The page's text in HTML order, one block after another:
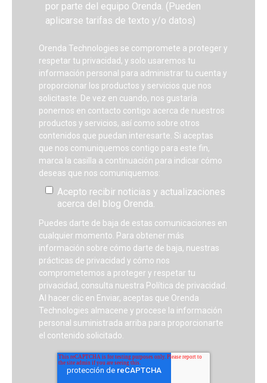
por parte del equipo Orenda. (Pueden
aplicarse tarifas de texto y/o datos)
Orenda Technologies se compromete a proteger y
respetar tu privacidad, y solo usaremos tu
información personal para administrar tu cuenta y
proporcionar los productos y servicios que nos
solicitaste. De vez en cuando, nos gustaría
ponernos en contacto contigo acerca de nuestros
productos y servicios, así como sobre otros
contenidos que puedan interesarte. Si aceptas
que nos comuniquemos contigo para este fin,
marca la casilla a continuación para indicar cómo
deseas que nos comuniquemos:
Acepto recibir noticias y actualizaciones
acerca del blog Orenda.
Puedes darte de baja de estas comunicaciones en
cualquier momento. Para obtener más
información sobre cómo darte de baja, nuestras
prácticas de privacidad y cómo nos
comprometemos a proteger y respetar tu
privacidad, consulta nuestra Política de privacidad.
Al hacer clic en Enviar, aceptas que Orenda
Technologies almacene y procese la información
personal suministrada arriba para proporcionarte
el contenido solicitado.